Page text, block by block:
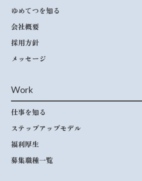
ゆめてつを知る
会社概要
採用方針
メッセージ
Work
仕事を知る
ステップアップモデル
福利厚生
募集職種一覧